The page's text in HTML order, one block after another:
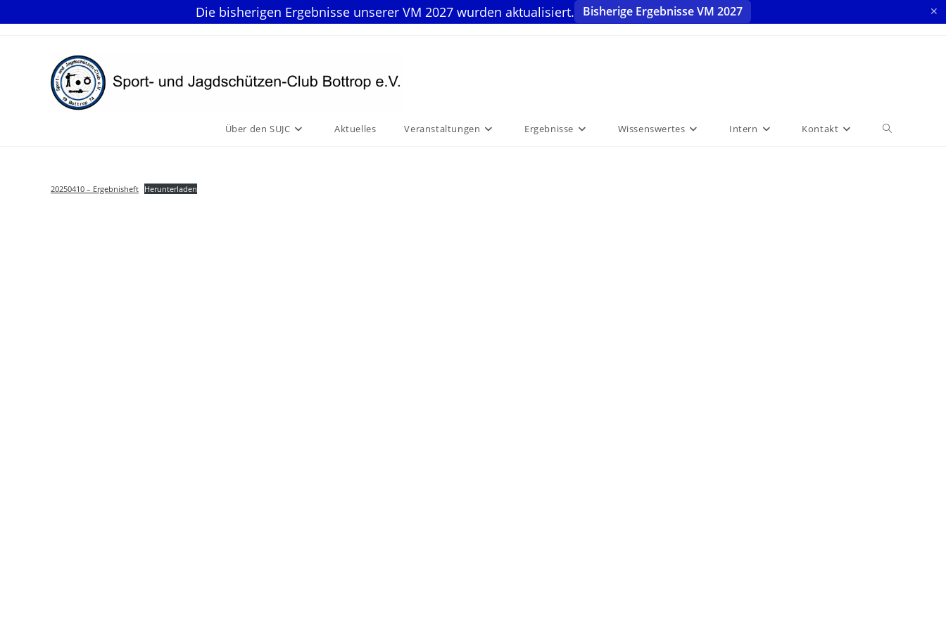
Die bisherigen Ergebnisse unserer VM 2027 wurden aktualisiert. Bisherige Ergebnisse VM 2027
✕
Über den SUJC Aktuelles Veranstaltungen Ergebnisse Wissenswertes Intern Kontakt Website-
20250410 – Ergebnisheft Herunterladen